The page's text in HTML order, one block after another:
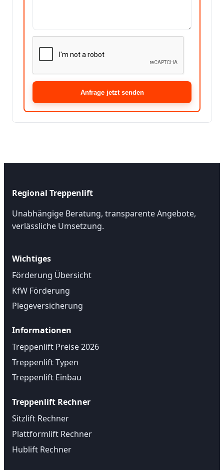
Anfrage jetzt senden
Regional Treppenlift
Unabhängige Beratung, transparente Angebote,
verlässliche Umsetzung.
Wichtiges
Förderung Übersicht
KfW Förderung
Plegeversicherung
Informationen
Treppenlift Preise 2026
Treppenlift Typen
Treppenlift Einbau
Treppenlift Rechner
Sitzlift Rechner
Plattformlift Rechner
Hublift Rechner